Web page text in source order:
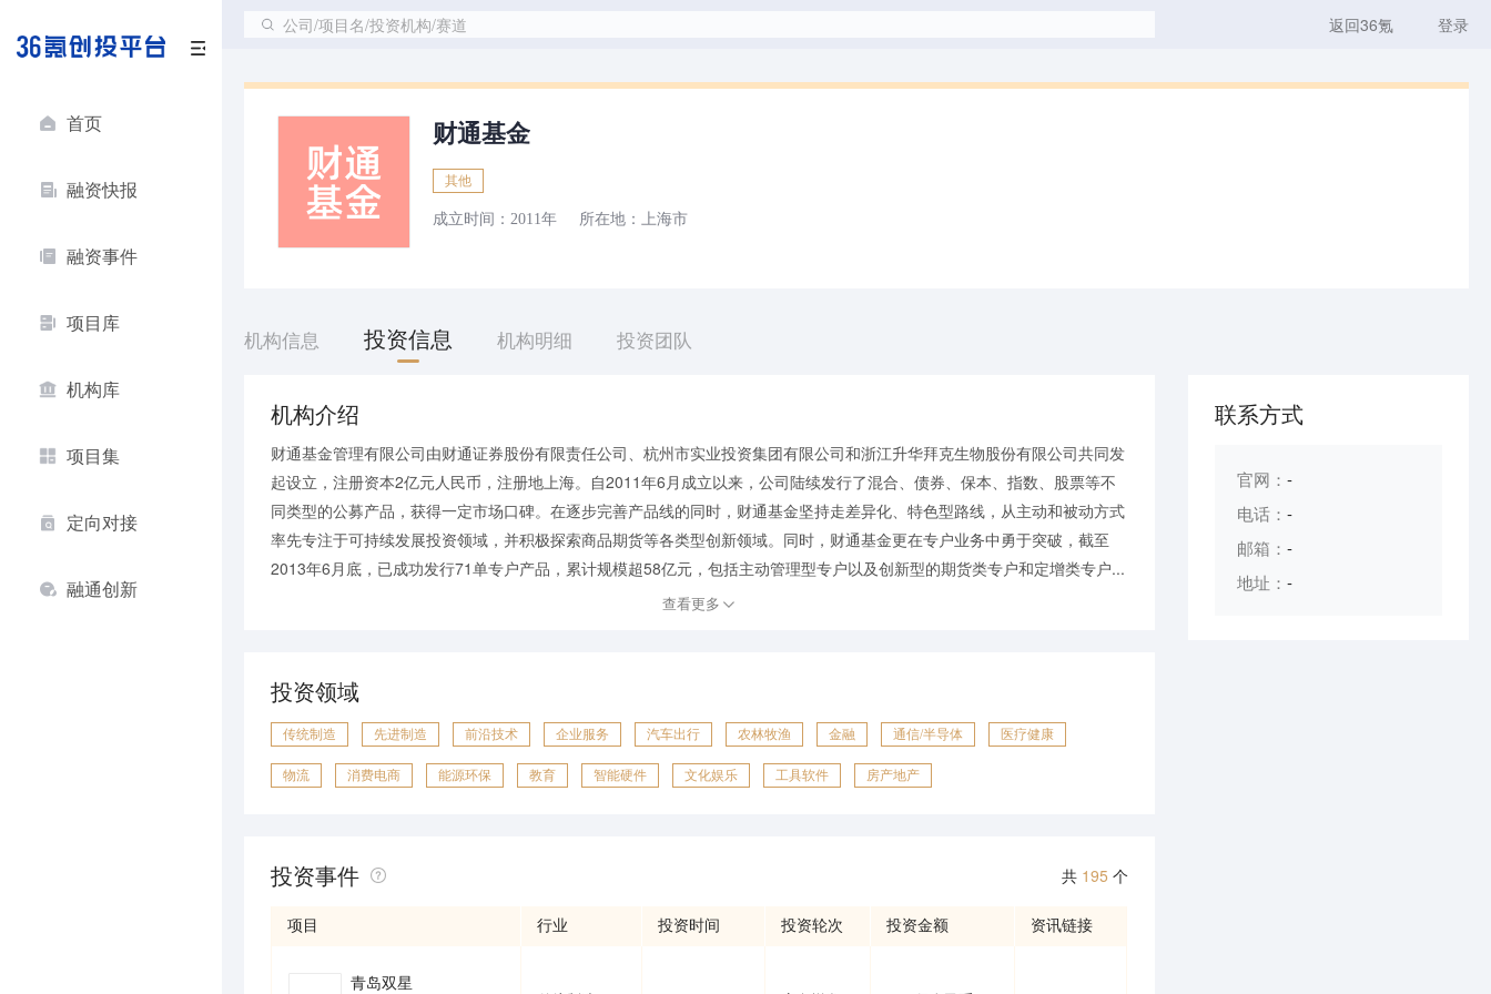
首页
融资快报
融资事件
项目库
机构库
项目集
定向对接
融通创新
公司/项目名/投资机构/赛道 返回36氪 登录
财通基金
其他
成立时间： 2011年 所在地： 上海市
机构信息 投资信息 机构明细 投资团队
机构介绍
财通基金管理有限公司由财通证券股份有限责任公司、杭州市实业投资集团有限公司和浙江升华拜克生物股份有限公司共同发
起设立，注册资本2亿元人民币，注册地上海。自2011年6月成立以来，公司陆续发行了混合、债券、保本、指数、股票等不
同类型的公募产品，获得一定市场口碑。在逐步完善产品线的同时，财通基金坚持走差异化、特色型路线，从主动和被动方式
率先专注于可持续发展投资领域，并积极探索商品期货等各类型创新领域。同时，财通基金更在专户业务中勇于突破，截至
2013年6月底，已成功发行71单专户产品，累计规模超58亿元，包括主动管理型专户以及创新型的期货类专户和定增类专户...
查看更多
投资领域
传统制造 先进制造 前沿技术 企业服务 汽车出行 农林牧渔 金融 通信/半导体 医疗健康
物流 消费电商 能源环保 教育 智能硬件 文化娱乐 工具软件 房产地产
投资事件 共 195 个
项目 行业 投资时间 投资轮次 投资金额 资讯链接
青岛双星
联系方式
官网： -
电话： -
邮箱： -
地址： -